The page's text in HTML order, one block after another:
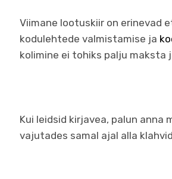
Viimane lootuskiir on erinevad
kodulehtede valmistamise ja
kolimine ei tohiks palju maksta
Kui leidsid kirjavea, palun
vajutades samal ajal alla